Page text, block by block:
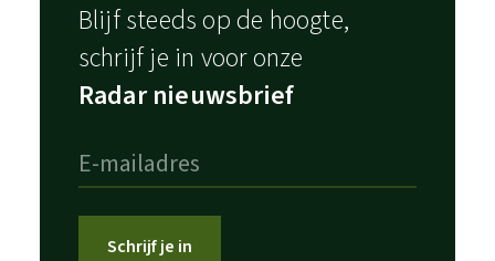
Blijf steeds op de hoogte,
schrijf je in voor onze
Radar nieuwsbrief
Schrijf je in